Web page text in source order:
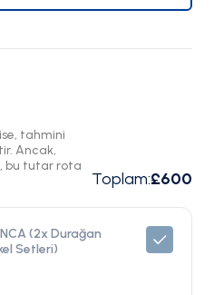
tahmini
Ancak,
bu tutar rota
Toplam:£600
(2x Durağan
Setleri)